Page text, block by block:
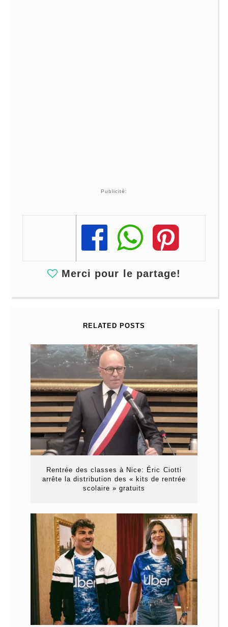
Publicité:
Share
Share
Share
Merci pour le partage!
RELATED POSTS
Rentrée des classes à Nice: Éric Ciotti
arrête la distribution des « kits de rentrée
scolaire » gratuits